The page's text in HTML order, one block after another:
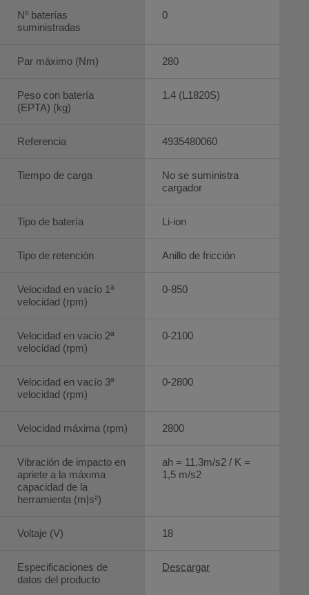
Nº baterías
suministradas
Par máximo (Nm)
Peso con batería
(EPTA) (kg)
Referencia
Tiempo de carga
Tipo de batería
Tipo de retención
Velocidad en vacío 1ª
velocidad (rpm)
Velocidad en vacío 2ª
velocidad (rpm)
Velocidad en vacío 3ª
velocidad (rpm)
Velocidad máxima (rpm)
Vibración de impacto en
apriete a la máxima
capacidad de la
herramienta (m|s²)
Voltaje (V)
Especificaciones de
datos del producto
0
280
1.4 (L1820S)
4935480060
No se suministra
cargador
Li-ion
Anillo de fricción
0-850
0-2100
0-2800
2800
ah = 11,3m/s2 / K =
1,5 m/s2
18
Descargar